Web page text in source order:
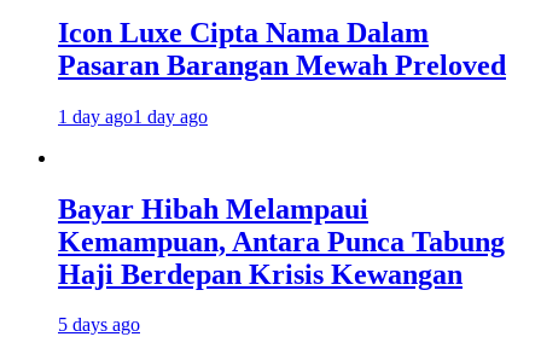
Icon Luxe Cipta Nama Dalam
Pasaran Barangan Mewah Preloved
1 day ago1 day ago
Bayar Hibah Melampaui
Kemampuan, Antara Punca Tabung
Haji Berdepan Krisis Kewangan
5 days ago